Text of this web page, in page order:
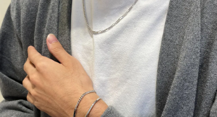
ブランド Canal４℃
カテゴリー すべてのジュエリー
素材